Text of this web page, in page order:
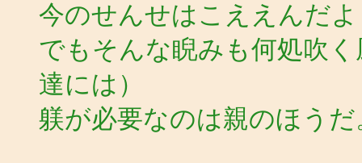
今のせんせはこええんだ
でもそんな睨みも何処吹
達には）
躾が必要なのは親のほうだ